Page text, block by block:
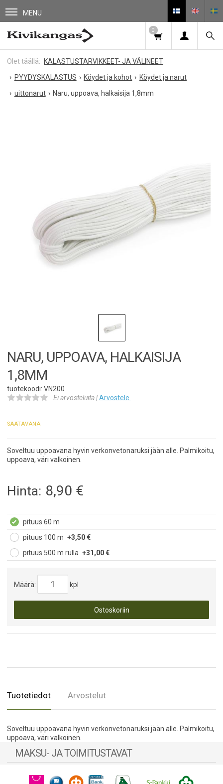
MENU
0
KALASTUSTARVIKKEET- JA VÄLINEET
PYYDYSKALASTUS
Köydet ja kohot
Köydet ja narut
uittonarut
Naru, uppoava, halkaisija 1,8mm
NARU, UPPOAVA, HALKAISIJA
1,8MM
tuotekoodi: VN200
Ei arvosteluita |Arvostele
SAATAVANA
Soveltuu uppoavana hyvin verkonvetonaruksi jään alle. Palmikoitu,
uppoava, väri valkoinen.
Hinta: 8,90 €
pituus 60 m
pituus 100 m +3,50 €
pituus 500 m rulla +31,00 €
Määrä: kpl
Ostoskoriin
Tuotetiedot Arvostelut
Soveltuu uppoavana hyvin verkonvetonaruksi jään alle. Palmikoitu,
uppoava, väri valkoinen.
MAKSU- JA TOIMITUSTAVAT